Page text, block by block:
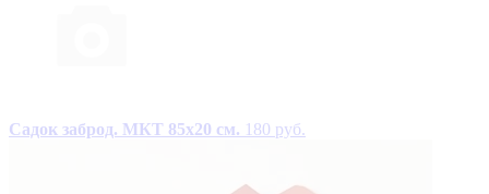
Садок заброд. МКТ 85х20 см. 180 руб.